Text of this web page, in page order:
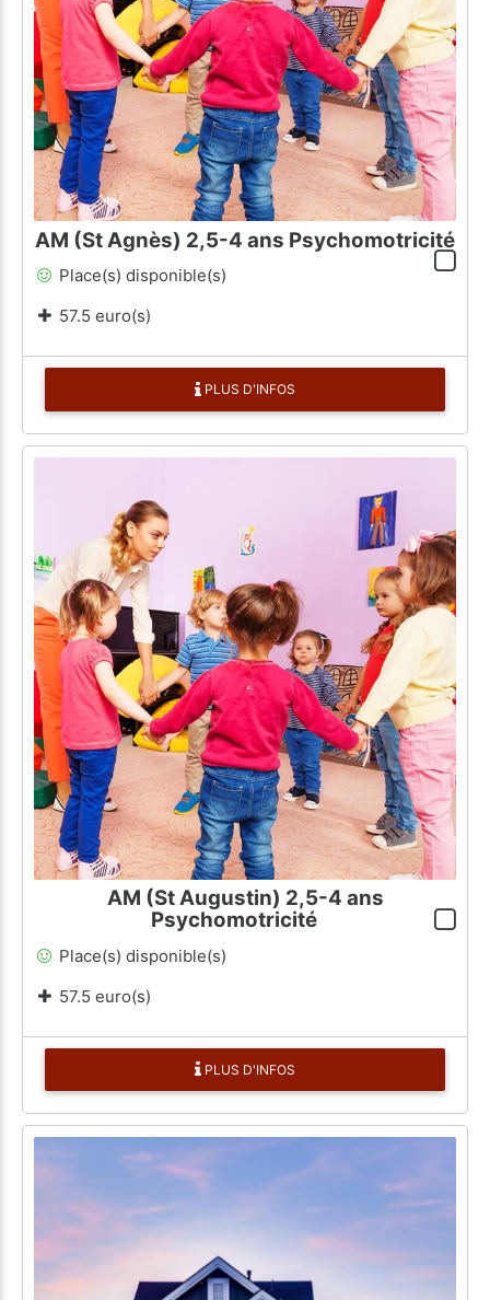
AM (St Agnès) 2,5-4 ans Psychomotricité
Place(s) disponible(s)
57.5 euro(s)
PLUS D'INFOS
AM (St Augustin) 2,5-4 ans
Psychomotricité
Place(s) disponible(s)
57.5 euro(s)
PLUS D'INFOS